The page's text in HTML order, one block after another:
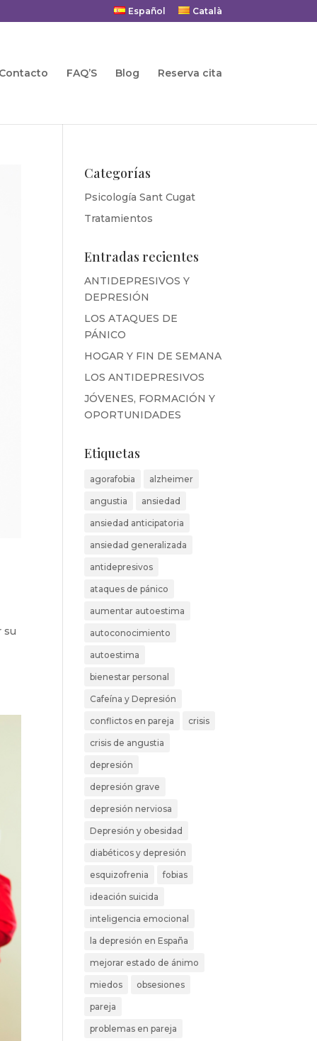
Español Català
FAQ’S Blog Reserva cita
su
Categorías
Psicología Sant Cugat
Tratamientos
Entradas recientes
ANTIDEPRESIVOS Y
DEPRESIÓN
LOS ATAQUES DE
PÁNICO
HOGAR Y FIN DE SEMANA
LOS ANTIDEPRESIVOS
JÓVENES, FORMACIÓN Y
OPORTUNIDADES
Etiquetas
agorafobia alzheimer
angustia ansiedad
ansiedad anticipatoria
ansiedad generalizada
antidepresivos
ataques de pánico
aumentar autoestima
autoconocimiento
autoestima
bienestar personal
Cafeína y Depresión
conflictos en pareja crisis
crisis de angustia
depresión
depresión grave
depresión nerviosa
Depresión y obesidad
diabéticos y depresión
esquizofrenia fobias
ideación suicida
inteligencia emocional
la depresión en España
mejorar estado de ánimo
miedos obsesiones
pareja
problemas en pareja